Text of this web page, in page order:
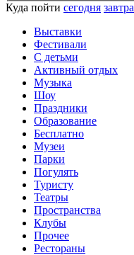
Куда пойти сегодня завтра
Выставки
Фестивали
С детьми
Активный отдых
Музыка
Шоу
Праздники
Образование
Бесплатно
Музеи
Парки
Погулять
Туристу
Театры
Пространства
Клубы
Прочее
Рестораны